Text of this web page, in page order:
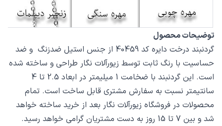
توضیحات محصول
گردنبند درخت دایره کد 40459 از جنس استیل ضدزنگ و ضد
حساسیت با رنگ ثابت توسط زیورآلات نگار طراحی و ساخته شده
است. این گردنبند با ضخامت 1 میلیمتر در ابعاد 2.5 تا 4
سانتیمتر نسبت به سفارش مشتری قابل ساخت است. تمام
محصولات در فروشگاه زیورآلات نگار بعد از خرید ساخته خواهد
شد و بین 7 تا 15 روز به دست مشتریان گرامی خواهد رسید.